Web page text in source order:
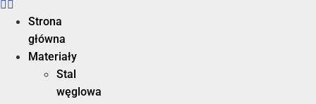
Strona
główna
Materiały
Stal
węglowa